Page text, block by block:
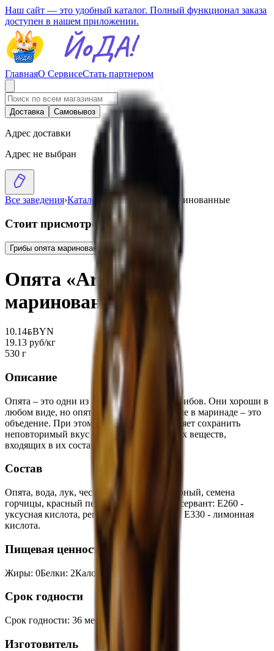
Наш сайт — это удобный каталог. Полный функционал заказа
доступен в нашем приложении.
ГлавнаяО СервисеСтать партнером
Доставка Самовывоз
Адрес доставки
Адрес не выбран
Все заведения›Каталог Опята «Arista» маринованные
Стоит присмотреться
Грибы опята маринованные 9.67
Опята «Arista»
маринованные
10.14BYNBYN
19.13 руб/кг
530 г
Описание
Опята – это одни из любимых многими грибов. Они хороши в
любом виде, но опята, законсервированные в маринаде – это
объедение. При этом маринование позволяет сохранить
неповторимый вкус и весь набор полезных веществ,
входящих в их состав.
Состав
Опята, вода, лук, чеснок, укроп, перец черный, семена
горчицы, красный перец, соль, сахар, консервант: Е260 -
уксусная кислота, регулятор кислотности: Е330 - лимонная
кислота.
Пищевая ценность на 100г
Жиры: 0Белки: 2Калории
Срок годности
Срок годности: 36 месяцев
Изготовитель